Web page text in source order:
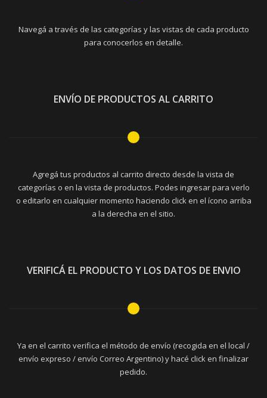
Navegá a través de las categorías y las vistas de cada producto
para conocerlos en detalle.
ENVÍO DE PRODUCTOS AL CARRITO
Agregá tus productos al carrito directo desde la vista de
categorías o en la vista de productos. Podes ingresar para verlo
o editarlo en cualquier momento haciendo click en el ícono arriba
a la derecha en el sitio.
VERIFICÁ EL PRODUCTO Y LOS DATOS DE ENVIO
Ya en el carrito verifica el método de envío (recogida en el local /
envío expreso / envío Correo Argentino) y hacé click en finalizar
pedido.